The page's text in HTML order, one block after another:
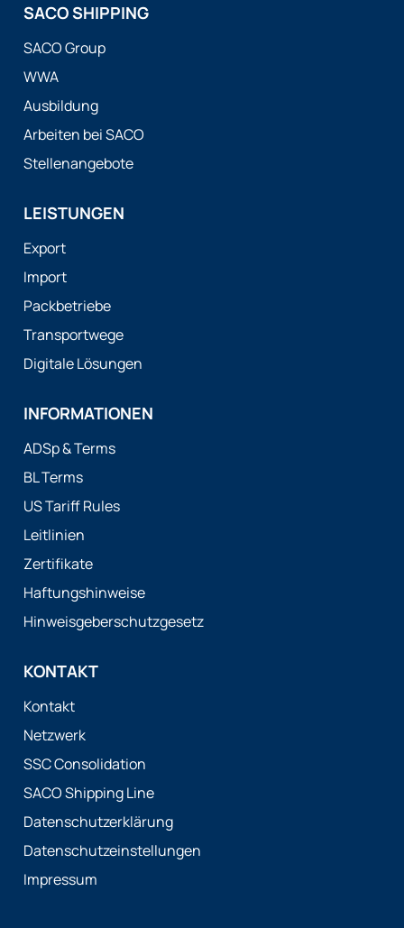
SACO SHIPPING
SACO Group
WWA
Ausbildung
Arbeiten bei SACO
Stellenangebote
LEISTUNGEN
Export
Import
Packbetriebe
Transportwege
Digitale Lösungen
INFORMATIONEN
ADSp & Terms
BL Terms
US Tariff Rules
Leitlinien
Zertifikate
Haftungshinweise
Hinweisgeberschutzgesetz
KONTAKT
Kontakt
Netzwerk
SSC Consolidation
SACO Shipping Line
Datenschutzerklärung
Datenschutzeinstellungen
Impressum